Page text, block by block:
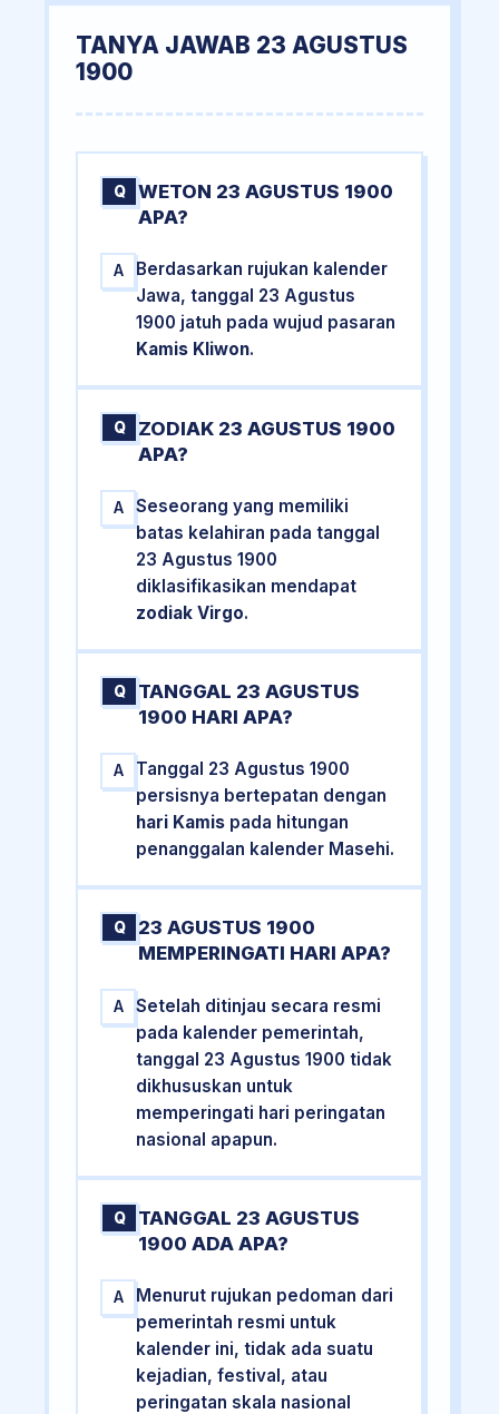
TANYA JAWAB 23 AGUSTUS
1900
Q
WETON 23 AGUSTUS 1900
APA?
A
Berdasarkan rujukan kalender
Jawa, tanggal 23 Agustus
1900 jatuh pada wujud pasaran
Kamis Kliwon.
Q
ZODIAK 23 AGUSTUS 1900
APA?
A
Seseorang yang memiliki
batas kelahiran pada tanggal
23 Agustus 1900
diklasifikasikan mendapat
zodiak Virgo.
Q
TANGGAL 23 AGUSTUS
1900 HARI APA?
A
Tanggal 23 Agustus 1900
persisnya bertepatan dengan
hari Kamis pada hitungan
penanggalan kalender Masehi.
Q
23 AGUSTUS 1900
MEMPERINGATI HARI APA?
A
Setelah ditinjau secara resmi
pada kalender pemerintah,
tanggal 23 Agustus 1900 tidak
dikhususkan untuk
memperingati hari peringatan
nasional apapun.
Q
TANGGAL 23 AGUSTUS
1900 ADA APA?
A
Menurut rujukan pedoman dari
pemerintah resmi untuk
kalender ini, tidak ada suatu
kejadian, festival, atau
peringatan skala nasional